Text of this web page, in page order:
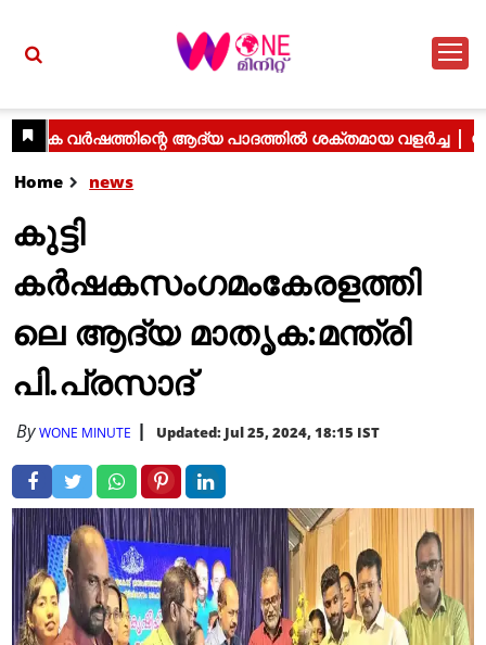
Home news
കുട്ടി
കർഷകസംഗമംകേരളത്തി
ലെ ആദ്യ മാതൃക:മന്ത്രി
പി.പ്രസാദ്
ByWONE MINUTE Updated: Jul 25, 2024, 18:15 IST